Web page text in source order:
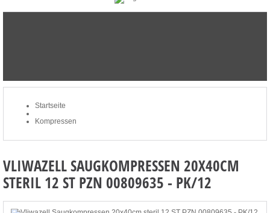
Startseite
Kompressen
VLIWAZELL SAUGKOMPRESSEN 20X40CM
STERIL 12 ST PZN 00809635 - PK/12